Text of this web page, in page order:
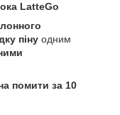
LatteGo
піну одним
помити за 10